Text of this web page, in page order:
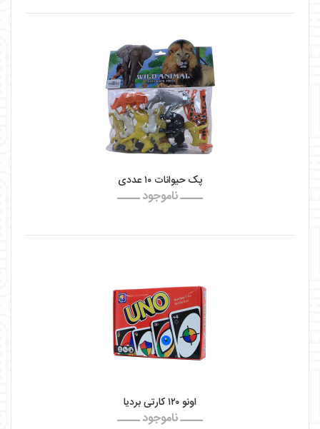
پک حیوانات ۱۰ عددی
ـــــ ناموجود ـــــ
اونو ۱۲۰ کارتی بردیا
ـــــ ناموجود ـــــ